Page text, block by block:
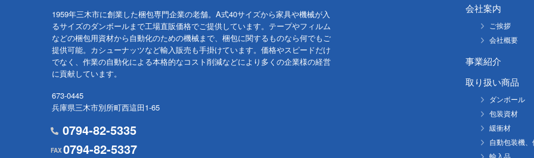
1959年三木市に創業した梱包専門企業の老舗。A式40サイズから家具や機械が入
るサイズのダンボールまで工場直販価格でご提供しています。テープやフィルム
などの梱包用資材から自動化のための機械まで、梱包に関するものなら何でもご
提供可能。カシューナッツなど輸入販売も手掛けています。価格やスピードだけ
でなく、作業の自動化による本格的なコスト削減などにより多くの企業様の経営
に貢献しています。
673-0445
兵庫県三木市別所町西這田1-65
0794-82-5335
0794-82-5337
会社案内
ご挨拶
会社概要
事業紹介
取り扱い商品
ダンボール
包装資材
緩衝材
自動包装機